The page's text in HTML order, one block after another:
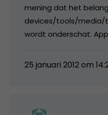
mening dat het
devices/tools/
wordt onderschat.
25 januari 2012 om